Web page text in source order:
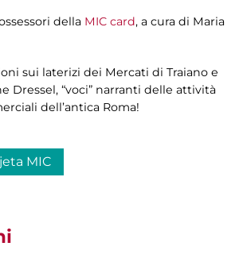
della MIC card, a cura di Maria
sui laterizi dei Mercati di Traiano e
Dressel, “voci” narranti delle attività
dell’antica Roma!
MIC